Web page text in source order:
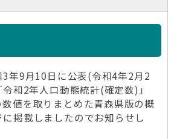
年9月10日に公表(令和4年2月2
和2年人口動態統計(確定数)」
値を取りまとめた青森県版の概
掲載しましたのでお知らせし